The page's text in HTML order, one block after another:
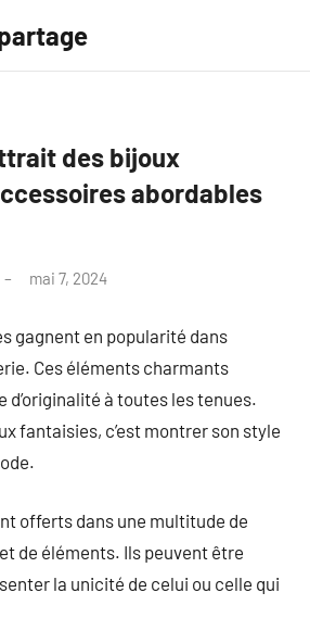
des bijoux
abordables
mai 7, 2024
gagnent en popularité dans
Ces éléments charmants
d’originalité à toutes les tenues.
fantaisies, c’est montrer son style
offerts dans une multitude de
de éléments. Ils peuvent être
la unicité de celui ou celle qui